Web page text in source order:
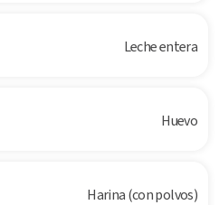
Leche entera
Huevo
Harina (con polvos)